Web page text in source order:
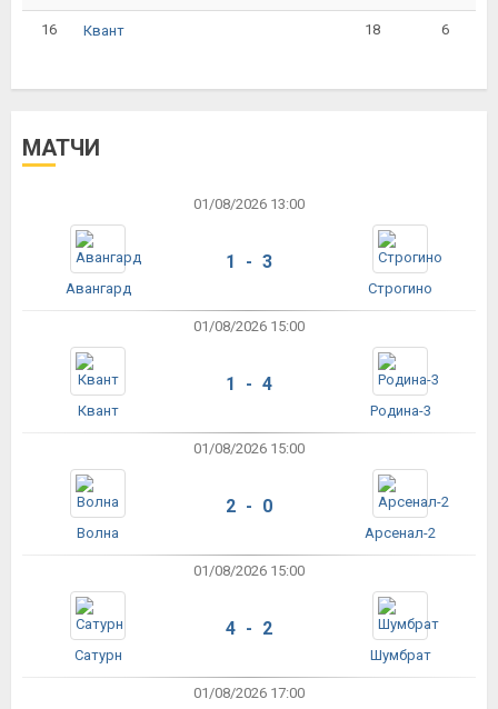
16 Квант 18 6
МАТЧИ
01/08/2026 13:00
Авангард
1 - 3
Строгино
01/08/2026 15:00
Квант
1 - 4
Родина-3
01/08/2026 15:00
Волна
2 - 0
Арсенал-2
01/08/2026 15:00
Сатурн
4 - 2
Шумбрат
01/08/2026 17:00